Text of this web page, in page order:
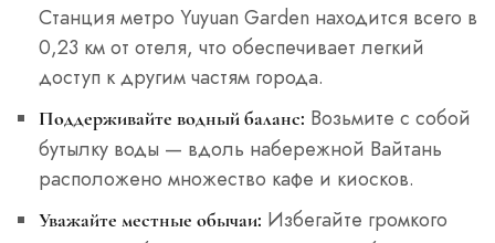
Станция метро Yuyuan Garden находится всего в
0,23 км от отеля, что обеспечивает легкий
доступ к другим частям города.
Поддерживайте водный баланс: Возьмите с собой
бутылку воды — вдоль набережной Вайтань
расположено множество кафе и киосков.
Уважайте местные обычаи: Избегайте громкого